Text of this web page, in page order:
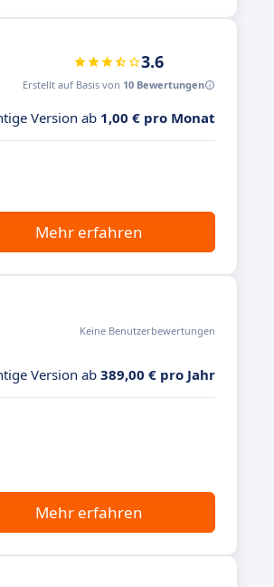
3.6
Erstellt auf Basis von 10 Bewertungen
Version ab 1,00 € pro Monat
Mehr erfahren
Keine Benutzerbewertungen
Version ab 389,00 € pro Jahr
Mehr erfahren